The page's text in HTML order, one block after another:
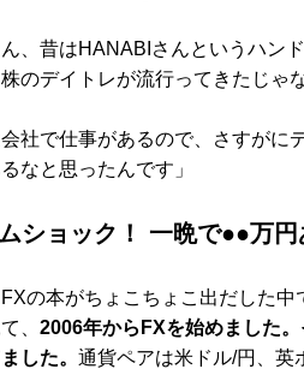
、昔はHANABIさんというハン
のデイトレが流行ってきたじゃ
社で仕事があるので、さすがに
なと思ったんです」
ショック！ 一晩で●●万円
の本がちょこちょこ出だした中
、 2006年からFXを始めました
した。 通貨ペアは米ドル/円、英